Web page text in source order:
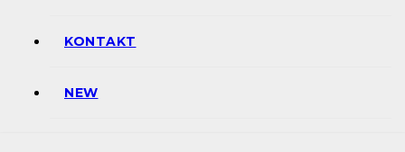
KONTAKT
NEW